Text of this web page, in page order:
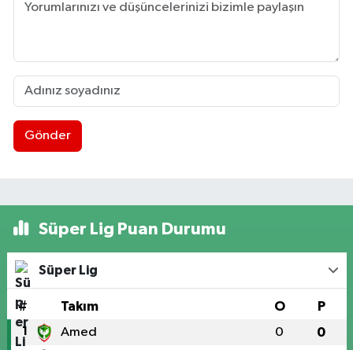
Gönder
Süper Lig Puan Durumu
Süper Lig
# Takım O P
1 Amed 0 0